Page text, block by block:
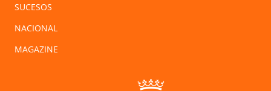
SUCESOS
NACIONAL
MAGAZINE